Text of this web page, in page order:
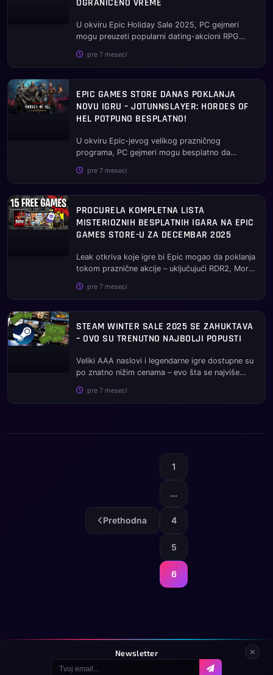
OGRANIČENO VREME
U okviru Epic Holiday Sale 2025, PC gejmeri
mogu preuzeti popularni dating-akcioni RPG
pre 7 meseci
EPIC GAMES STORE DANAS POKLANJA
NOVU IGRU – JOTUNNSLAYER: HORDES OF
HEL POTPUNO BESPLATNO!
U okviru Epic-jevog velikog prazničnog
programa, PC gejmeri mogu besplatno da
pre 7 meseci
PROCURELA KOMPLETNA LISTA
MISTERIOZNIH BESPLATNIH IGARA NA EPIC
GAMES STORE-U ZA DECEMBAR 2025
Leak otkriva koje igre bi Epic mogao da poklanja
tokom praznične akcije – uključujući RDR2, Mortal
pre 7 meseci
STEAM WINTER SALE 2025 SE ZAHUKTAVA
– OVO SU TRENUTNO NAJBOLJI POPUSTI
Veliki AAA naslovi i legendarne igre dostupne su
po znatno nižim cenama – evo šta se najviše
pre 7 meseci
Prethodna
1
...
4
5
6
Newsletter